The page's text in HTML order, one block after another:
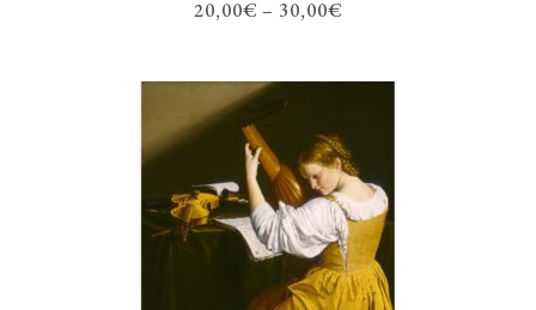
20,00€ – 30,00€